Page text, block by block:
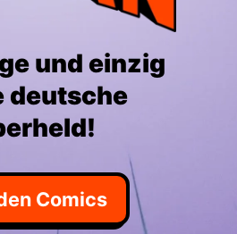
und einzig
deutsche
Comics